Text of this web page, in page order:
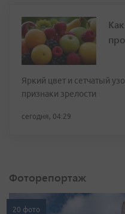
Яркий цвет и сетчатый
признаки зрелости
сегодня, 04:29
Фоторепортаж
20 фото